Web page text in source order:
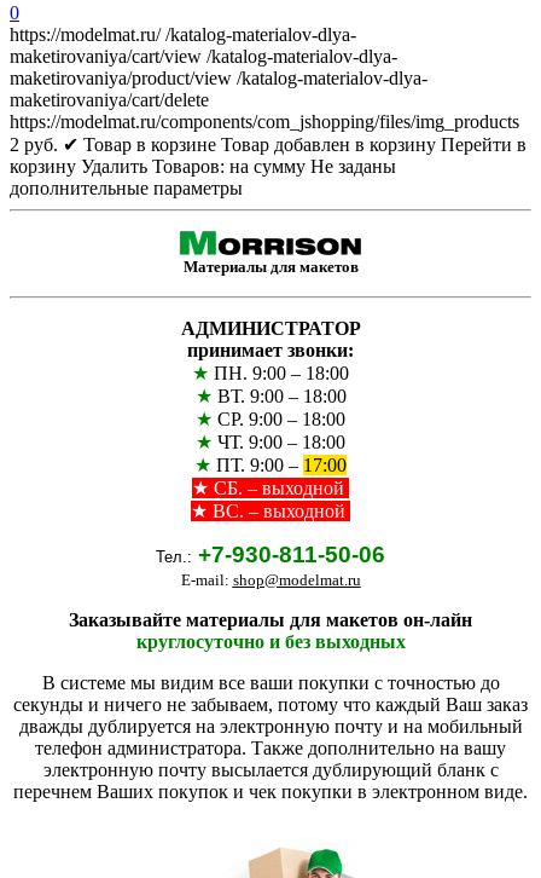
0
https://modelmat.ru/ /katalog-materialov-dlya-
maketirovaniya/cart/view /katalog-materialov-dlya-
maketirovaniya/product/view /katalog-materialov-dlya-
maketirovaniya/cart/delete
https://modelmat.ru/components/com_jshopping/files/img_products
2 руб. ✔ Товар в корзине Товар добавлен в корзину Перейти в
корзину Удалить Товаров: на сумму Не заданы
дополнительные параметры
Материалы для макетов
АДМИНИСТРАТОР
принимает звонки:
★ ПН. 9:00 – 18:00
★ ВТ. 9:00 – 18:00
★ СР. 9:00 – 18:00
★ ЧТ. 9:00 – 18:00
★ ПТ. 9:00 – 17:00
★ СБ. – выходной
★ ВС. – выходной
Тел.: +7-930-811-50-06
E-mail: shop@modelmat.ru
Заказывайте материалы для макетов он-лайн
круглосуточно и без выходных
В системе мы видим все ваши покупки с точностью до
секунды и ничего не забываем, потому что каждый Ваш заказ
дважды дублируется на электронную почту и на мобильный
телефон администратора. Также дополнительно на вашу
электронную почту высылается дублирующий бланк с
перечнем Ваших покупок и чек покупки в электронном виде.